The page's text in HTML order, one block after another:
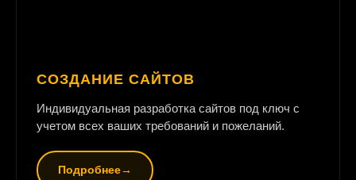
СОЗДАНИЕ САЙТОВ
Индивидуальная разработка сайтов под ключ с
учетом всех ваших требований и пожеланий.
Подробнее